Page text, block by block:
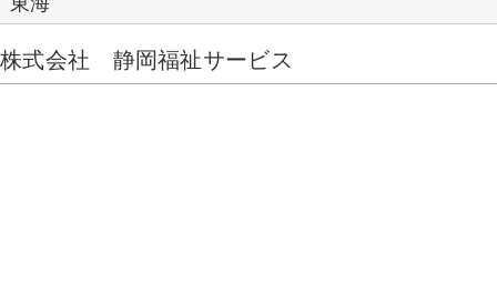
株式会社 静岡福祉サービス